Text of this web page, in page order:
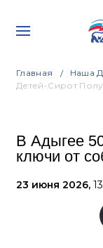
Главная Наша
Детей-Сирот
В Адыгее
ключи от
23 июня 2026,